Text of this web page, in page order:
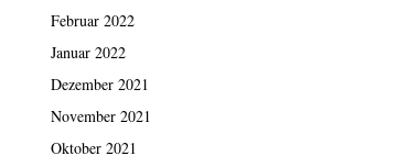
Februar 2022
Januar 2022
Dezember 2021
November 2021
Oktober 2021